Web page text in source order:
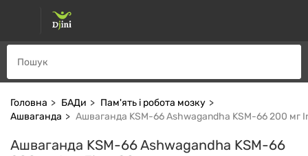
Головна БАДи
Пам'ять і робота мозку
Ашваганда
Ашваганда KSM-66 Ashwagandha KSM-66 200 мг
Ашваганда KSM-66 Ashwagandha KSM-66